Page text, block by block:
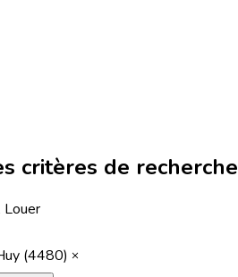
critères de recherche
Louer
(4480)